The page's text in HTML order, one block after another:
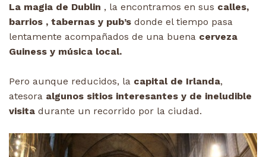
La magia de Dublin , la encontramos en sus calles,
barrios , tabernas y pub’s donde el tiempo pasa
lentamente acompañados de una buena cerveza
Guiness y música local.
Pero aunque reducidos, la capital de Irlanda,
atesora algunos sitios interesantes y de ineludible
visita durante un recorrido por la ciudad.